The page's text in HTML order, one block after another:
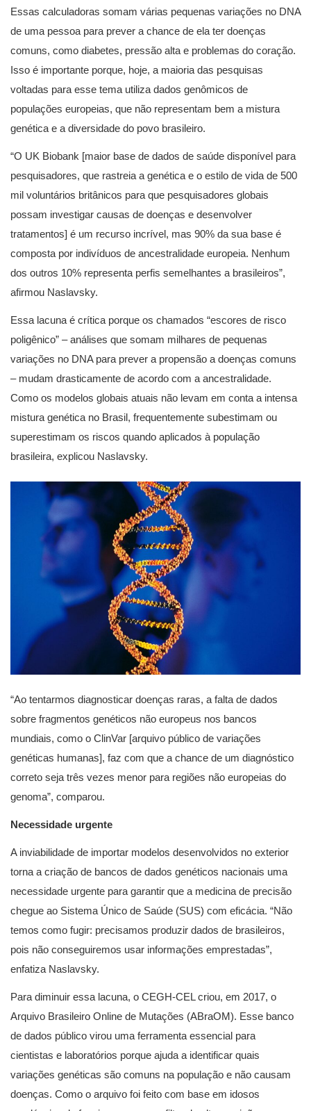
Essas calculadoras somam várias pequenas variações no DNA
de uma pessoa para prever a chance de ela ter doenças
comuns, como diabetes, pressão alta e problemas do coração.
Isso é importante porque, hoje, a maioria das pesquisas
voltadas para esse tema utiliza dados genômicos de
populações europeias, que não representam bem a mistura
genética e a diversidade do povo brasileiro.
“O UK Biobank [maior base de dados de saúde disponível para
pesquisadores, que rastreia a genética e o estilo de vida de 500
mil voluntários britânicos para que pesquisadores globais
possam investigar causas de doenças e desenvolver
tratamentos] é um recurso incrível, mas 90% da sua base é
composta por indivíduos de ancestralidade europeia. Nenhum
dos outros 10% representa perfis semelhantes a brasileiros”,
afirmou Naslavsky.
Essa lacuna é crítica porque os chamados “escores de risco
poligênico” – análises que somam milhares de pequenas
variações no DNA para prever a propensão a doenças comuns
– mudam drasticamente de acordo com a ancestralidade.
Como os modelos globais atuais não levam em conta a intensa
mistura genética no Brasil, frequentemente subestimam ou
superestimam os riscos quando aplicados à população
brasileira, explicou Naslavsky.
“Ao tentarmos diagnosticar doenças raras, a falta de dados
sobre fragmentos genéticos não europeus nos bancos
mundiais, como o ClinVar [arquivo público de variações
genéticas humanas], faz com que a chance de um diagnóstico
correto seja três vezes menor para regiões não europeias do
genoma”, comparou.
Necessidade urgente
A inviabilidade de importar modelos desenvolvidos no exterior
torna a criação de bancos de dados genéticos nacionais uma
necessidade urgente para garantir que a medicina de precisão
chegue ao Sistema Único de Saúde (SUS) com eficácia. “Não
temos como fugir: precisamos produzir dados de brasileiros,
pois não conseguiremos usar informações emprestadas”,
enfatiza Naslavsky.
Para diminuir essa lacuna, o CEGH-CEL criou, em 2017, o
Arquivo Brasileiro Online de Mutações (ABraOM). Esse banco
de dados público virou uma ferramenta essencial para
cientistas e laboratórios porque ajuda a identificar quais
variações genéticas são comuns na população e não causam
doenças. Como o arquivo foi feito com base em idosos